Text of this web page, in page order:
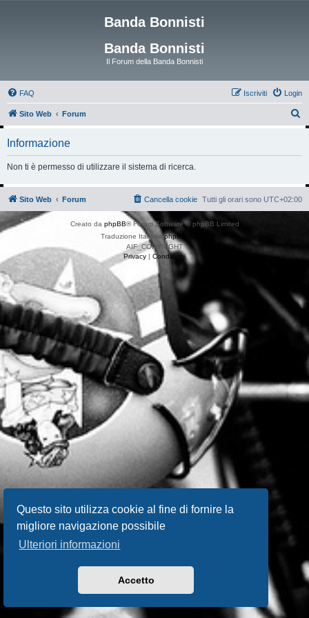
Questo sito utilizza cookie al fine di fornire la
migliore navigazione possibile
Ulteriori informazioni
Accetto
Banda Bonnisti
Banda Bonnisti
Il Forum della Banda Bonnisti
FAQ Login
Iscriviti
Sito Web Forum
Informazione
Non ti è permesso di utilizzare il sistema di ricerca.
Sito Web Forum Tutti gli orari sono UTC+02:00
Cancella cookie
Creato da phpBB® Forum Software © phpBB Limited
Traduzione ItalianaphpBB-Italia.it
AIF_COPYRIGHT
Privacy | Condizioni